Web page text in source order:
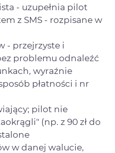
- uzupełnia pilot
z SMS - rozpisane w
- przejrzyste i
problemu odnaleźć
wyraźnie
płatności i nr
pilot nie
(np. z 90 zł do
w danej walucie,